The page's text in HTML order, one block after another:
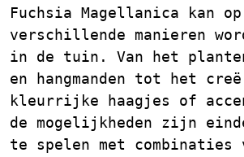
Fuchsia Magellanica kan op
verschillende manieren
in de tuin. Van het
en hangmanden tot het
kleurrijke haagjes of
de mogelijkheden zijn
te spelen met combinaties